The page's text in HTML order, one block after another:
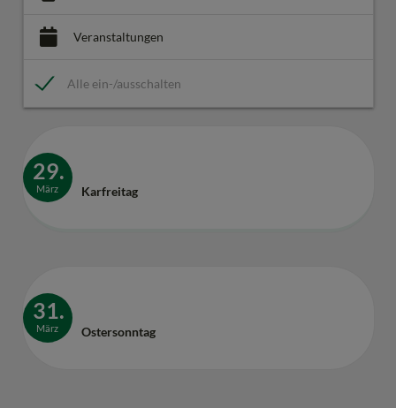
Veranstaltungen
Alle ein-/ausschalten
29.
März Karfreitag
31.
März Ostersonntag